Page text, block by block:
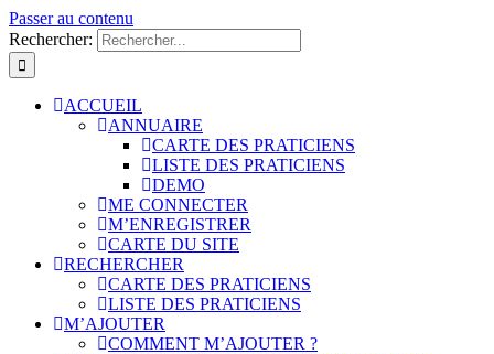
Passer au contenu
Rechercher:
ACCUEIL
ANNUAIRE
CARTE DES PRATICIENS
LISTE DES PRATICIENS
DEMO
ME CONNECTER
M’ENREGISTRER
CARTE DU SITE
RECHERCHER
CARTE DES PRATICIENS
LISTE DES PRATICIENS
M’AJOUTER
COMMENT M’AJOUTER ?